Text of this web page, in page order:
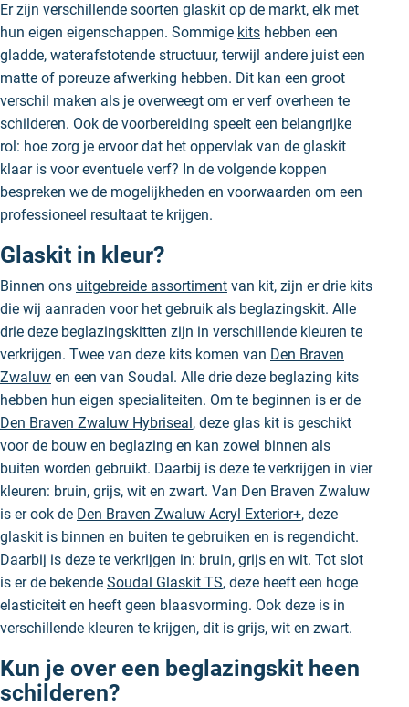
Er zijn verschillende soorten glaskit op de markt, elk met
hun eigen eigenschappen. Sommige kits hebben een
gladde, waterafstotende structuur, terwijl andere juist een
matte of poreuze afwerking hebben. Dit kan een groot
verschil maken als je overweegt om er verf overheen te
schilderen. Ook de voorbereiding speelt een belangrijke
rol: hoe zorg je ervoor dat het oppervlak van de glaskit
klaar is voor eventuele verf? In de volgende koppen
bespreken we de mogelijkheden en voorwaarden om een
professioneel resultaat te krijgen.
Glaskit in kleur?
Binnen ons uitgebreide assortiment van kit, zijn er drie kits
die wij aanraden voor het gebruik als beglazingskit. Alle
drie deze beglazingskitten zijn in verschillende kleuren te
verkrijgen. Twee van deze kits komen van Den Braven
Zwaluw en een van Soudal. Alle drie deze beglazing kits
hebben hun eigen specialiteiten. Om te beginnen is er de
Den Braven Zwaluw Hybriseal, deze glas kit is geschikt
voor de bouw en beglazing en kan zowel binnen als
buiten worden gebruikt. Daarbij is deze te verkrijgen in vier
kleuren: bruin, grijs, wit en zwart. Van Den Braven Zwaluw
is er ook de Den Braven Zwaluw Acryl Exterior+, deze
glaskit is binnen en buiten te gebruiken en is regendicht.
Daarbij is deze te verkrijgen in: bruin, grijs en wit. Tot slot
is er de bekende Soudal Glaskit TS, deze heeft een hoge
elasticiteit en heeft geen blaasvorming. Ook deze is in
verschillende kleuren te krijgen, dit is grijs, wit en zwart.
Kun je over een beglazingskit heen
schilderen?